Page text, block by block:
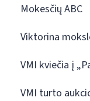
Mokesčių ABC
Viktorina
VMI kviečia į
VMI turto